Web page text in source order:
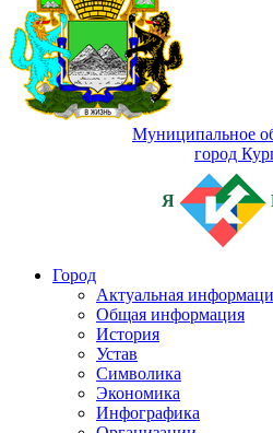
Муниципальное
город
Я
Город
Актуальная
Общая информация
История
Устав
Символика
Экономика
Инфографика